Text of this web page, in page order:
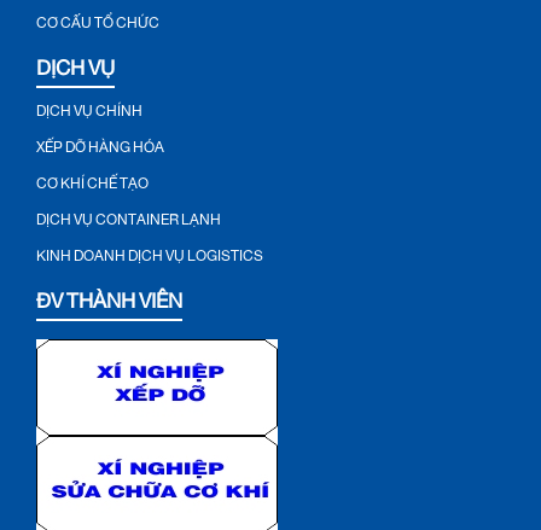
CƠ CẤU TỔ CHỨC
DỊCH VỤ
DỊCH VỤ CHÍNH
XẾP DỠ HÀNG HÓA
CƠ KHÍ CHẾ TẠO
DỊCH VỤ CONTAINER LẠNH
KINH DOANH DỊCH VỤ LOGISTICS
ĐV THÀNH VIÊN